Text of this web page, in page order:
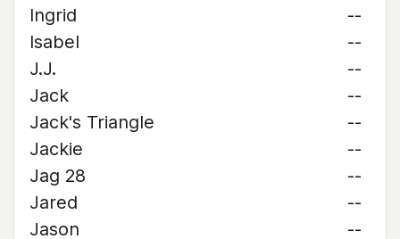
Ingrid
--
Isabel
--
J.J.
--
Jack
--
Jack's Triangle
--
Jackie
--
Jag 28
--
Jared
--
Jason
--